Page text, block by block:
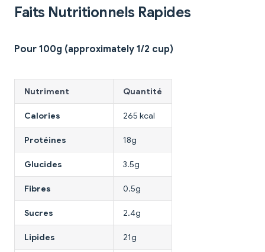
Faits Nutritionnels Rapides
Pour 100g (approximately 1/2 cup)
Nutriment Quantité
Calories 265 kcal
Protéines 18g
Glucides 3.5g
Fibres 0.5g
Sucres 2.4g
Lipides 21g